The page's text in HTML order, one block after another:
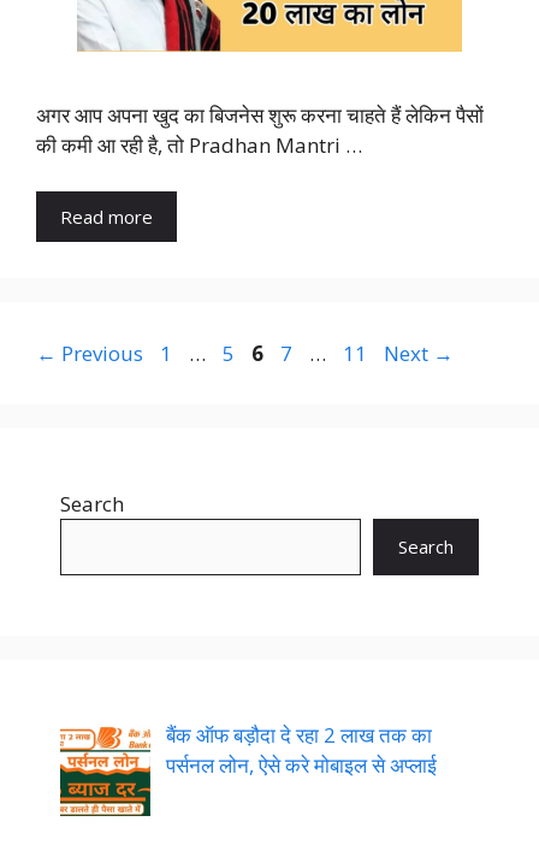
अगर आप अपना खुद का बिजनेस शुरू करना चाहते हैं लेकिन पैसों
की कमी आ रही है, तो Pradhan Mantri …
Read more
← Previous Page
1 … Page
5 Page
6 Page
7 … Page
11 Next →
Search
Search
बैंक ऑफ बड़ौदा दे रहा 2 लाख तक का
पर्सनल लोन, ऐसे करे मोबाइल से अप्लाई